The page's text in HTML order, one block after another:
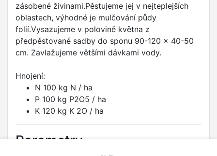
zásobené živinami.Pěstujeme jej v nejteplejších
oblastech, výhodné je mulčování půdy
folií.Vysazujeme v polovině května z
předpěstované sadby do sponu 90-120 x 40-50
cm. Zavlažujeme většími dávkami vody.
Hnojení:
N 100 kg N / ha
P 100 kg P2O5 / ha
K 120 kg K 2O / ha
Parametry